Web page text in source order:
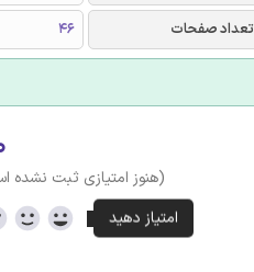
تعداد صفحات 46
(هنوز امتیازی ثبت نشده